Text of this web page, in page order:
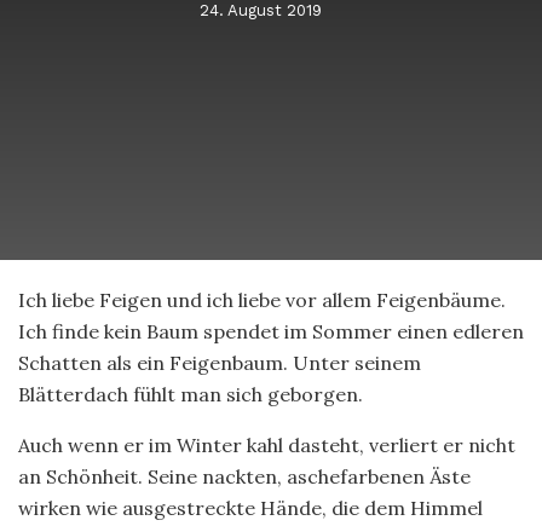
24. August 2019
Ich liebe Feigen und ich liebe vor allem Feigenbäume.
Ich finde kein Baum spendet im Sommer einen edleren
Schatten als ein Feigenbaum. Unter seinem
Blätterdach fühlt man sich geborgen.
Auch wenn er im Winter kahl dasteht, verliert er nicht
an Schönheit. Seine nackten, aschefarbenen Äste
wirken wie ausgestreckte Hände, die dem Himmel